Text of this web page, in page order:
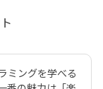
ミングを学べる